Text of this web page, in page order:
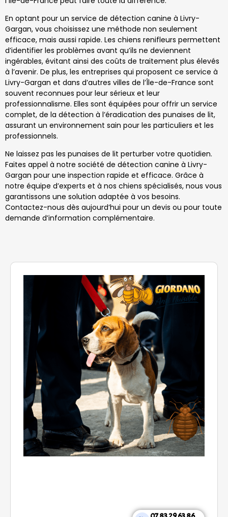
En optant pour un service de détection canine à Livry-
Gargan, vous choisissez une méthode non seulement
efficace, mais aussi rapide. Les chiens renifleurs permettent
d’identifier les problèmes avant qu’ils ne deviennent
ingérables, évitant ainsi des coûts de traitement plus élevés
à l’avenir. De plus, les entreprises qui proposent ce service à
Livry-Gargan et dans d’autres villes de l’Île-de-France sont
souvent reconnues pour leur sérieux et leur
professionnalisme. Elles sont équipées pour offrir un service
complet, de la détection à l’éradication des punaises de lit,
assurant un environnement sain pour les particuliers et les
professionnels.
Ne laissez pas les punaises de lit perturber votre quotidien.
Faites appel à notre société de détection canine à Livry-
Gargan pour une inspection rapide et efficace. Grâce à
notre équipe d’experts et à nos chiens spécialisés, nous vous
garantissons une solution adaptée à vos besoins.
Contactez-nous dès aujourd’hui pour un devis ou pour toute
demande d’information complémentaire.